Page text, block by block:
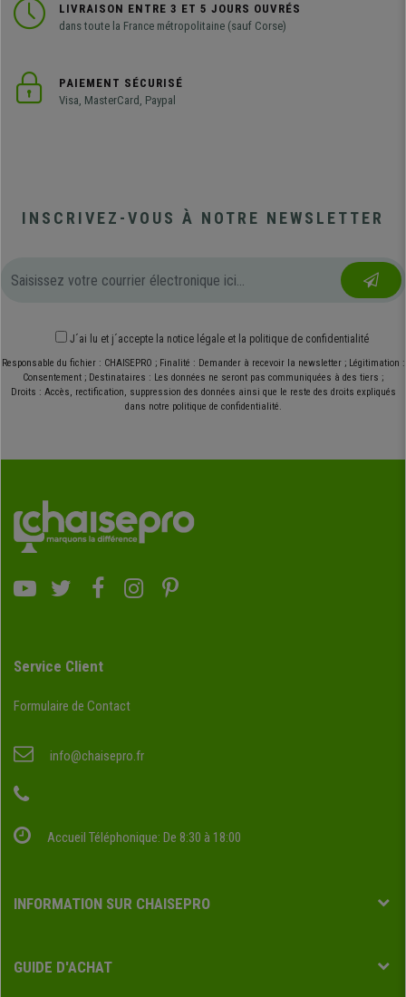
LIVRAISON ENTRE 3 ET 5 JOURS OUVRÉS
dans toute la France métropolitaine (sauf Corse)
PAIEMENT SÉCURISÉ
Visa, MasterCard, Paypal
INSCRIVEZ-VOUS À NOTRE NEWSLETTER
J´ai lu et j´accepte la notice légale et la politique de confidentialité
Responsable du fichier : CHAISEPRO ; Finalité : Demander à recevoir la newsletter ; Légitimation :
Consentement ; Destinataires : Les données ne seront pas communiquées à des tiers ;
Droits : Accès, rectification, suppression des données ainsi que le reste des droits expliqués
dans notre politique de confidentialité.
Service Client
Formulaire de Contact
info@chaisepro.fr
Accueil Téléphonique: De 8:30 à 18:00
INFORMATION SUR CHAISEPRO
GUIDE D'ACHAT